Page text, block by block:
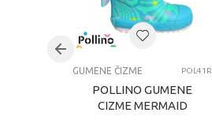
Kategorija
GUMENE ČIZME POL41R
POLLINO GUMENE
CIZME MERMAID